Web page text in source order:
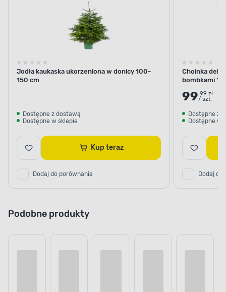
Jodła kaukaska ukorzeniona w donicy 100-
150 cm
Dostępne z dostawą
Dostępne w sklepie
Kup teraz
Dodaj do porównania
Choinka
bombkami
99.99 zł
/ szt.
Dostępne z
Dostępne w
Dodaj do
Podobne produkty